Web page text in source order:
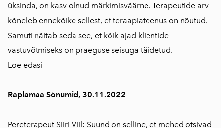
üksinda, on kasv olnud märkimisväärne. Terapeutide arv
kõneleb ennekõike sellest, et teraapiateenus on nõutud.
Samuti näitab seda see, et kõik ajad klientide
vastuvõtmiseks on praeguse seisuga täidetud.
Loe edasi
Raplamaa Sõnumid, 30.11.2022
Pereterapeut Siiri Viil: Suund on selline, et mehed otsivad